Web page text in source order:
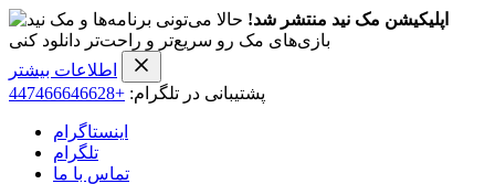
اپلیکیشن مک نید منتشر شد! حالا می‌تونی برنامه‌ها و
بازی‌های مک رو سریع‌تر و راحت‌تر دانلود کنی
اطلاعات بیشتر
پشتیبانی در تلگرام: +447466646628
اینستاگرام
تلگرام
تماس با ما